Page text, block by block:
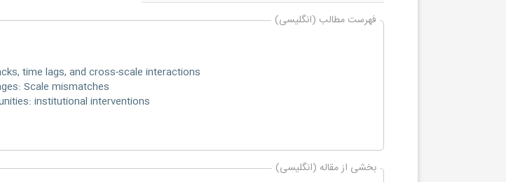
فهرست مطالب (انگلیسی)
time lags, and cross-scale interactions
Scale mismatches
institutional interventions
بخشی از مقاله (انگلیسی)